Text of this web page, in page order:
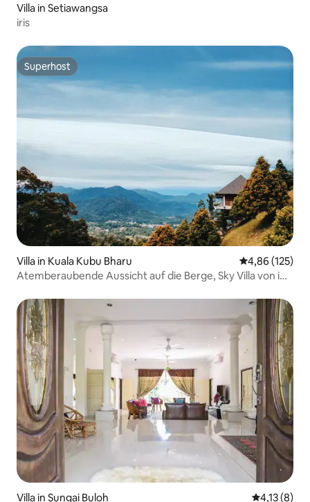
Villa in Setiawangsa
iris
Superhost
Superhost
Villa in Kuala Kubu Bharu
4,86 (125)
Atemberaubende Aussicht auf die Berge, Sky Villa von iO
Villa in Sungai Buloh 4,13 (8)